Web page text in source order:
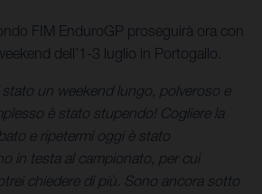
FIM EnduroGP proseguirà ora con
dell’1-3 luglio in Portogallo.
stato un weekend lungo, polveroso e
è stato stupendo! Cogliere la
e ripetermi oggi è stato
in testa al campionato, per cui
chiedere di più. Sono ancora sotto